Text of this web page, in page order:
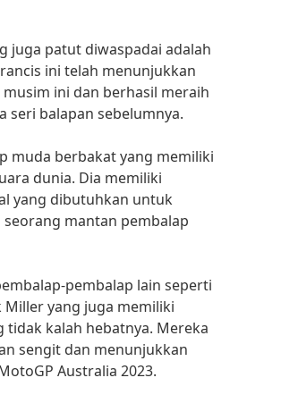
juga patut diwaspadai adalah
ini telah menunjukkan
ini dan berhasil meraih
seri balapan sebelumnya.
muda berbakat yang memiliki
dunia. Dia memiliki
yang dibutuhkan untuk
mantan pembalap
pembalap lain seperti
Miller yang juga memiliki
tidak kalah hebatnya. Mereka
sengit dan menunjukkan
Australia 2023.